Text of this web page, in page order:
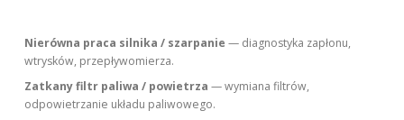
Nierówna praca silnika / szarpanie — diagnostyka zapłonu,
wtrysków, przepływomierza.
Zatkany filtr paliwa / powietrza — wymiana filtrów,
odpowietrzanie układu paliwowego.